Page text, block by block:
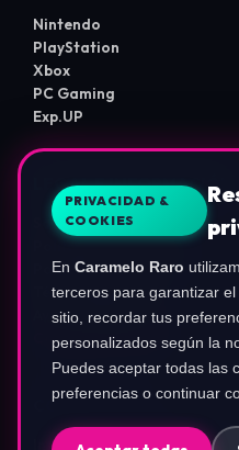
Nintendo
PlayStation
Xbox
PC Gaming
Exp.UP
LEGAL E INFORMACIÓN
Sobre Nosotros
Política de Privacidad
Política de Cookies
Términos de Uso
Aviso de Afiliados
Configurar Cookies
COMUNIDAD
Instagram
PRIVACIDAD &
COOKIES
En Caramelo Raro
terceros para garantizar
sitio, recordar tus
personalizados según la
Puedes aceptar todas las
preferencias o continuar